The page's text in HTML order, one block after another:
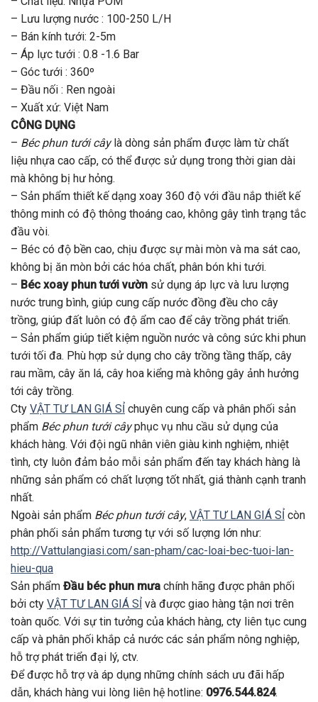
– Lưu lượng nước : 100-250 L/H
– Bán kính tưới: 2-5m
– Áp lực tưới : 0.8 -1.6 Bar
– Góc tưới : 360º
– Đầu nối : Ren ngoài
– Xuất xứ: Việt Nam
CÔNG DỤNG
– Béc phun tưới câylà dòng sản phẩm được làm từ chất
liệu nhựa cao cấp, có thể được sử dụng trong thời gian dài
mà không bị hư hỏng.
– Sản phẩm thiết kế dạng xoay 360 độ với đầu nắp thiết kế
thông minh có độ thông thoáng cao, không gây tình trạng tắc
đầu vòi.
– Béc có độ bền cao, chịu được sự mài mòn và ma sát cao,
không bị ăn mòn bởi các hóa chất, phân bón khi tưới.
– Béc xoay phun tưới vườn sử dụng áp lực và lưu lượng
nước trung bình, giúp cung cấp nước đồng đều cho cây
trồng, giúp đất luôn có độ ẩm cao để cây trồng phát triển.
– Sản phẩm giúp tiết kiệm nguồn nước và công sức khi phun
tưới tối đa. Phù hợp sử dụng cho cây trồng tầng thấp, cây
rau mầm, cây ăn lá, cây hoa kiểng mà không gây ảnh hưởng
tới cây trồng.
Cty VẬT TƯ LAN GIÁ SỈ chuyên cung cấp và phân phối sản
phẩm Béc phun tưới câyphục vụ nhu cầu sử dụng của
khách hàng. Với đội ngũ nhân viên giàu kinh nghiệm, nhiệt
tình, cty luôn đảm bảo mỗi sản phẩm đến tay khách hàng là
những sản phẩm có chất lượng tốt nhất, giá thành cạnh tranh
nhất.
Ngoài sản phẩm Béc phun tưới cây, VẬT TƯ LAN GIÁ SỈ còn
phân phối sản phẩm tương tự với số lượng lớn như:
http://Vattulangiasi.com/san-pham/cac-loai-bec-tuoi-lan-
hieu-qua
Sản phẩm Đầu béc phun mưa chính hãng được phân phối
bởi cty VẬT TƯ LAN GIÁ SỈ và được giao hàng tận nơi trên
toàn quốc. Với sự tin tưởng của khách hàng, cty liên tục cung
cấp và phân phối khắp cả nước các sản phẩm nông nghiệp,
hỗ trợ phát triển đại lý, ctv.
Để được hỗ trợ và áp dụng những chính sách ưu đãi hấp
dẫn, khách hàng vui lòng liên hệ hotline: 0976.544.824.